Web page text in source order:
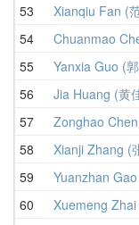
53 Xianqiu Fan (
54 Chuanmao
55 Yanxia Guo (
56 Jia Huang (黄
57 Zonghao
58 Xianji Zhang (
59 Yuanzhan
60 Xuemeng